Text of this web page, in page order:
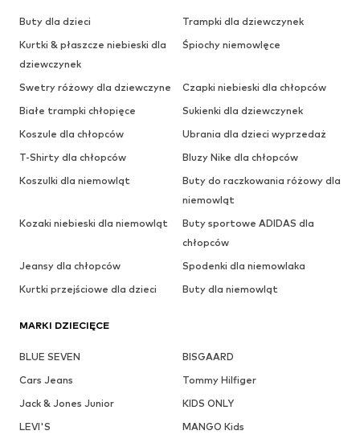
Buty dla dzieci
Trampki dla dziewczynek
Kurtki & płaszcze niebieski dla
dziewczynek
Śpiochy niemowlęce
Swetry różowy dla dziewczyne
Czapki niebieski dla chłopców
Białe trampki chłopięce
Sukienki dla dziewczynek
Koszule dla chłopców
Ubrania dla dzieci wyprzedaż
T-Shirty dla chłopców
Bluzy Nike dla chłopców
Koszulki dla niemowląt
Buty do raczkowania różowy dla
niemowląt
Kozaki niebieski dla niemowląt
Buty sportowe ADIDAS dla
chłopców
Jeansy dla chłopców
Spodenki dla niemowlaka
Kurtki przejściowe dla dzieci
Buty dla niemowląt
MARKI DZIECIĘCE
BLUE SEVEN
BISGAARD
Cars Jeans
Tommy Hilfiger
Jack & Jones Junior
KIDS ONLY
LEVI'S
MANGO Kids